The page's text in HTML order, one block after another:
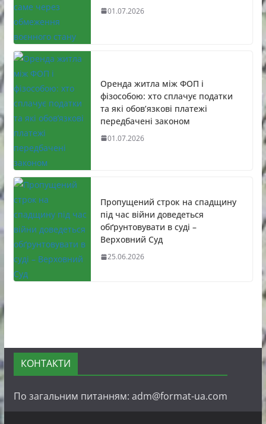
01.07.2026
Оренда житла між ФОП і
фізособою: хто сплачує податки
та які обов’язкові платежі
передбачені законом
01.07.2026
Пропущений строк на спадщину
під час війни доведеться
обґрунтовувати в суді –
Верховний Суд
25.06.2026
КОНТАКТИ
По загальним питанням: adm@format-ua.com